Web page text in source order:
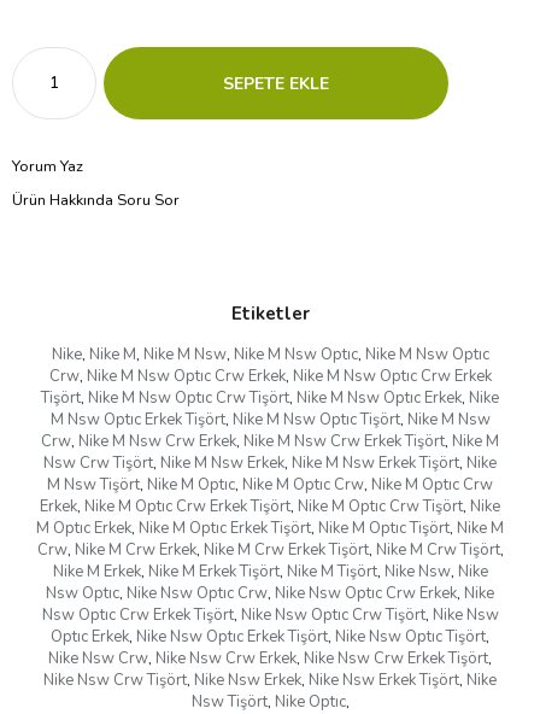
Yorum Yaz
Ürün Hakkında Soru Sor
Etiketler
Nike, Nike M, Nike M Nsw, Nike M Nsw Optıc, Nike M Nsw Optıc
Crw, Nike M Nsw Optıc Crw Erkek, Nike M Nsw Optıc Crw Erkek
Tişört, Nike M Nsw Optıc Crw Tişört, Nike M Nsw Optıc Erkek, Nike
M Nsw Optıc Erkek Tişört, Nike M Nsw Optıc Tişört, Nike M Nsw
Crw, Nike M Nsw Crw Erkek, Nike M Nsw Crw Erkek Tişört, Nike M
Nsw Crw Tişört, Nike M Nsw Erkek, Nike M Nsw Erkek Tişört, Nike
M Nsw Tişört, Nike M Optıc, Nike M Optıc Crw, Nike M Optıc Crw
Erkek, Nike M Optıc Crw Erkek Tişört, Nike M Optıc Crw Tişört, Nike
M Optıc Erkek, Nike M Optıc Erkek Tişört, Nike M Optıc Tişört, Nike M
Crw, Nike M Crw Erkek, Nike M Crw Erkek Tişört, Nike M Crw Tişört,
Nike M Erkek, Nike M Erkek Tişört, Nike M Tişört, Nike Nsw, Nike
Nsw Optıc, Nike Nsw Optıc Crw, Nike Nsw Optıc Crw Erkek, Nike
Nsw Optıc Crw Erkek Tişört, Nike Nsw Optıc Crw Tişört, Nike Nsw
Optıc Erkek, Nike Nsw Optıc Erkek Tişört, Nike Nsw Optıc Tişört,
Nike Nsw Crw, Nike Nsw Crw Erkek, Nike Nsw Crw Erkek Tişört,
Nike Nsw Crw Tişört, Nike Nsw Erkek, Nike Nsw Erkek Tişört, Nike
Nsw Tişört, Nike Optıc,